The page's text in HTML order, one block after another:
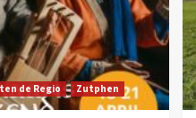
de Regio Zutphen